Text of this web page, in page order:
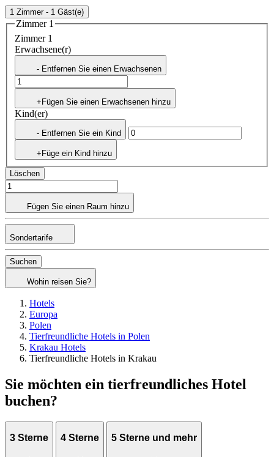
1 Zimmer - 1 Gäst(e)
Zimmer 1
Zimmer 1
Erwachsene(r)
- Entfernen Sie einen Erwachsenen
+Fügen Sie einen Erwachsenen hinzu
Kind(er)
- Entfernen Sie ein Kind
+Füge ein Kind hinzu
Löschen
Fügen Sie einen Raum hinzu
Sondertarife
Suchen
Wohin reisen Sie?
Hotels
Europa
Polen
Tierfreundliche Hotels in Polen
Krakau Hotels
Tierfreundliche Hotels in Krakau
Sie möchten ein tierfreundliches Hotel
buchen?
3 Sterne 4 Sterne 5 Sterne und mehr